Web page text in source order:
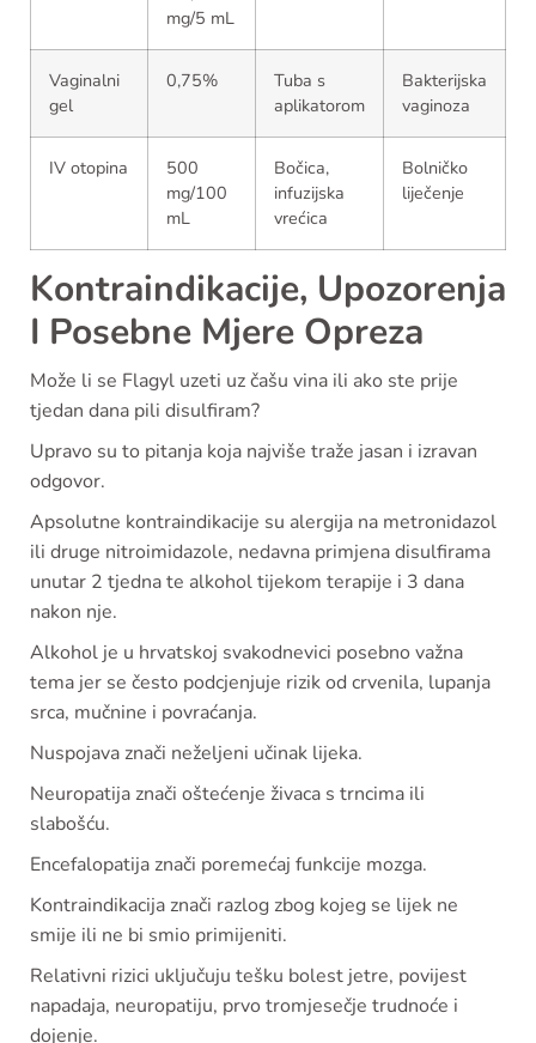
mg/5 mL
Vaginalni
gel
0,75%
Tuba s
aplikatorom
Bakterijska
vaginoza
IV otopina
500
mg/100
mL
Bočica,
infuzijska
vrećica
Bolničko
liječenje
Kontraindikacije, Upozorenja
I Posebne Mjere Opreza
Može li se Flagyl uzeti uz čašu vina ili ako ste prije
tjedan dana pili disulfiram?
Upravo su to pitanja koja najviše traže jasan i izravan
odgovor.
Apsolutne kontraindikacije su alergija na metronidazol
ili druge nitroimidazole, nedavna primjena disulfirama
unutar 2 tjedna te alkohol tijekom terapije i 3 dana
nakon nje.
Alkohol je u hrvatskoj svakodnevici posebno važna
tema jer se često podcjenjuje rizik od crvenila, lupanja
srca, mučnine i povraćanja.
Nuspojava znači neželjeni učinak lijeka.
Neuropatija znači oštećenje živaca s trncima ili
slabošću.
Encefalopatija znači poremećaj funkcije mozga.
Kontraindikacija znači razlog zbog kojeg se lijek ne
smije ili ne bi smio primijeniti.
Relativni rizici uključuju tešku bolest jetre, povijest
napadaja, neuropatiju, prvo tromjesečje trudnoće i
dojenje.